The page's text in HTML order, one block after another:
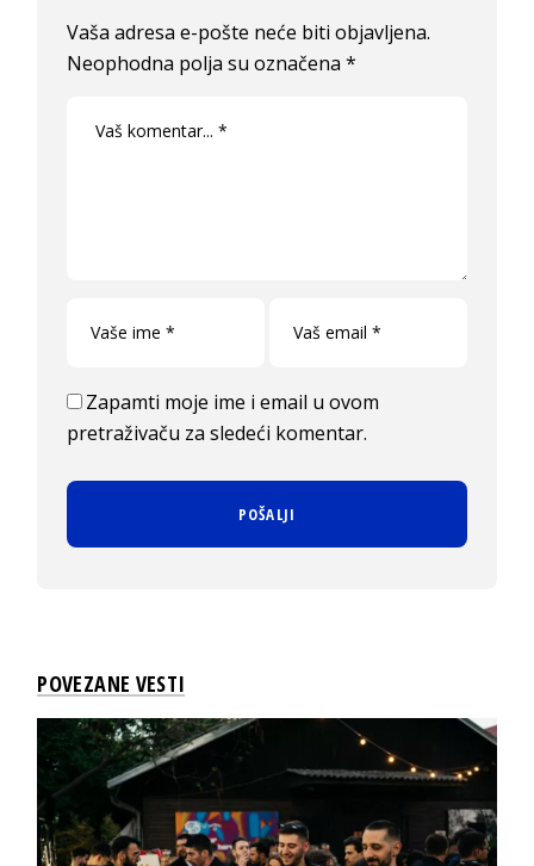
Vaša adresa e-pošte neće biti objavljena.
Neophodna polja su označena*
Zapamti moje ime i email u ovom
pretraživaču za sledeći komentar.
POVEZANE VESTI